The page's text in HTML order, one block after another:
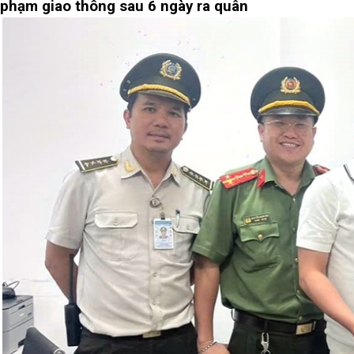
phạm giao thông sau 6 ngày ra quân